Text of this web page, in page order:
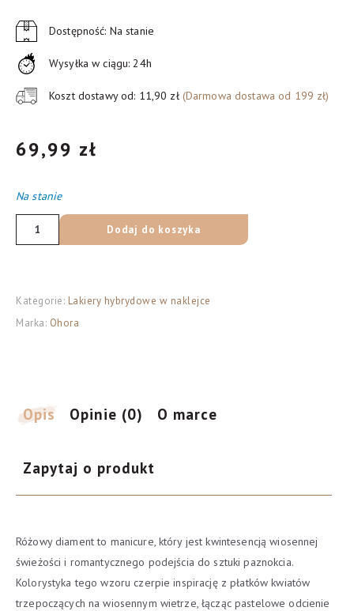
Dostępność: Na stanie
Wysyłka w ciągu: 24h
Koszt dostawy od: 11,90 zł (Darmowa dostawa od 199 zł)
69,99 zł
Na stanie
ilość
OHORA
w
naklejce
1op-
30szt
Dodaj do koszyka
Kategorie: Lakiery hybrydowe w naklejce
Marka: Ohora
Opis Opinie (0) O marce
Zapytaj o produkt
Różowy diament to manicure, który jest kwintesencją wiosennej
świeżości i romantycznego podejścia do sztuki paznokcia.
Kolorystyka tego wzoru czerpie inspirację z płatków kwiatów
trzepoczących na wiosennym wietrze, łącząc pastelowe odcienie